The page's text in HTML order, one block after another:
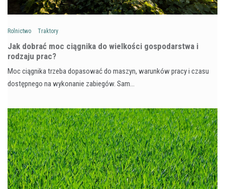
Rolnictwo Traktory
Jak dobrać moc ciągnika do wielkości gospodarstwa i
rodzaju prac?
Moc ciągnika trzeba dopasować do maszyn, warunków pracy i czasu
dostępnego na wykonanie zabiegów. Sam…